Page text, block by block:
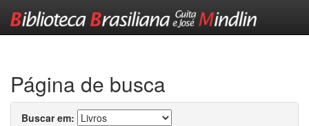
Página de busca
Buscar em: